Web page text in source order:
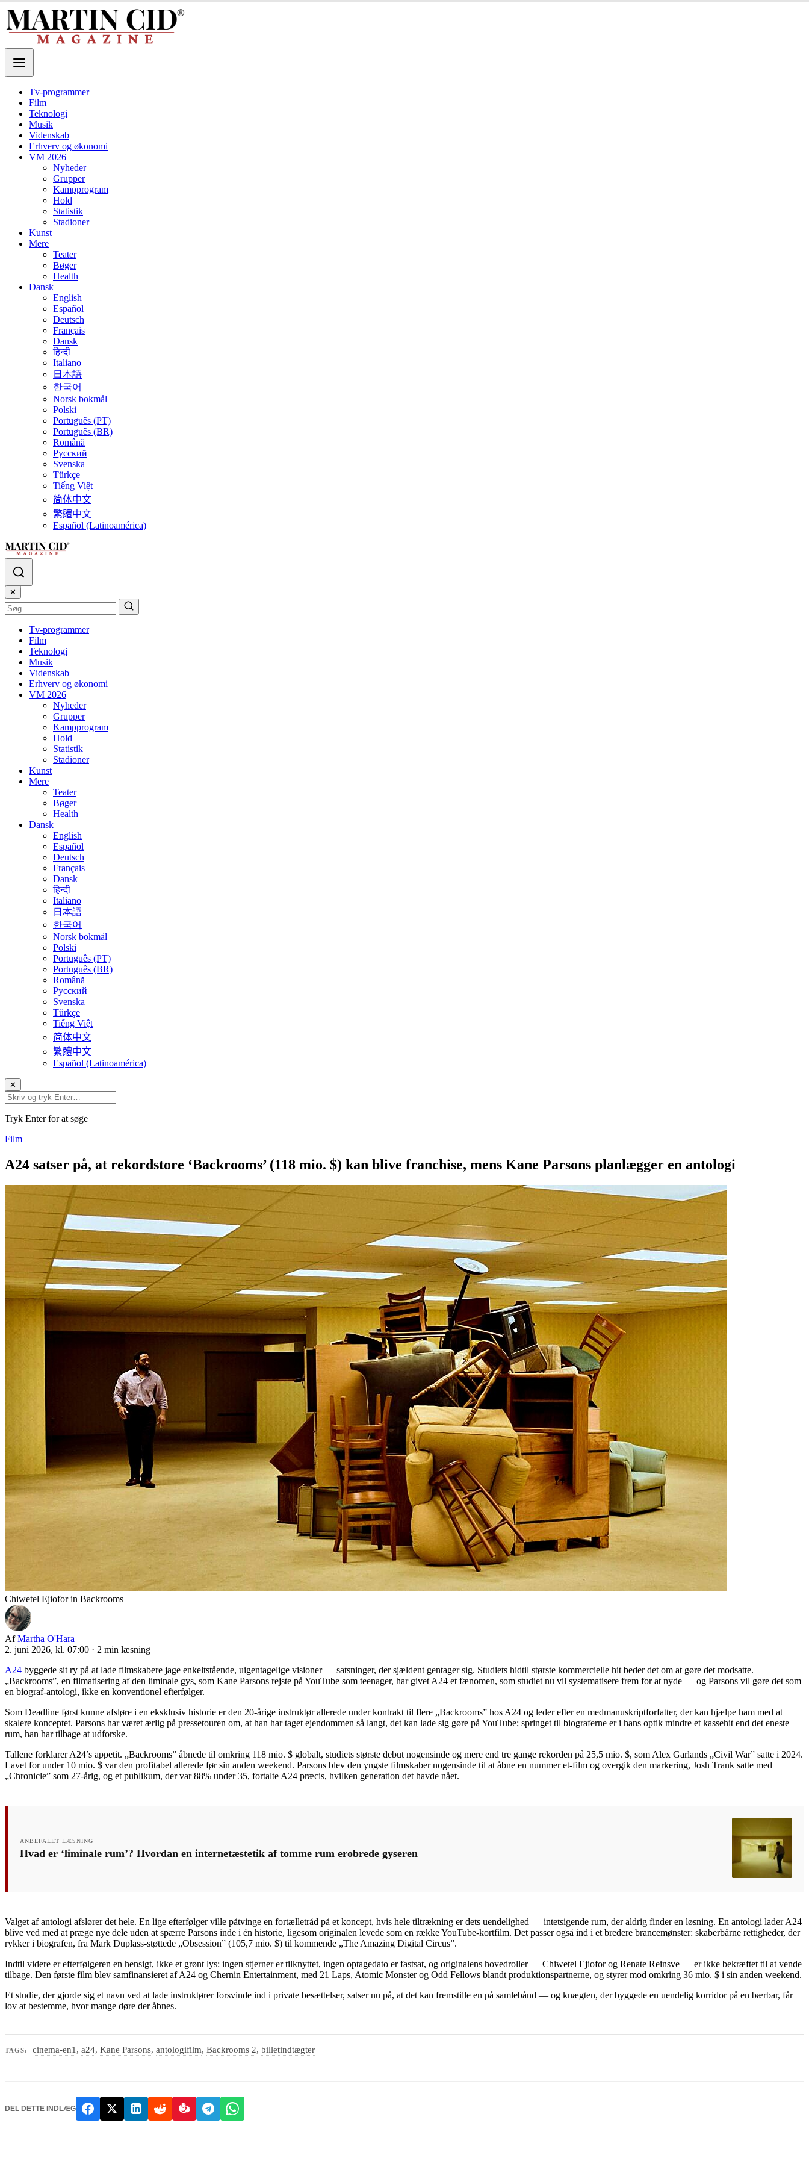
Tv-programmer
Film
Teknologi
Musik
Videnskab
Erhverv og økonomi
VM 2026
Nyheder
Grupper
Kampprogram
Hold
Statistik
Stadioner
Kunst
Mere
Teater
Bøger
Health
Dansk
English
Español
Deutsch
Français
Dansk
हिन्दी
Italiano
日本語
한국어
Norsk bokmål
Polski
Português (PT)
Português (BR)
Română
Русский
Svenska
Türkçe
Tiếng Việt
简体中文
繁體中文
Español (Latinoamérica)
✕
Tv-programmer
Film
Teknologi
Musik
Videnskab
Erhverv og økonomi
VM 2026
Nyheder
Grupper
Kampprogram
Hold
Statistik
Stadioner
Kunst
Mere
Teater
Bøger
Health
Dansk
English
Español
Deutsch
Français
Dansk
हिन्दी
Italiano
日本語
한국어
Norsk bokmål
Polski
Português (PT)
Português (BR)
Română
Русский
Svenska
Türkçe
Tiếng Việt
简体中文
繁體中文
Español (Latinoamérica)
✕
Tryk Enter for at søge
Film
A24 satser på, at rekordstore ‘Backrooms’ (118 mio. $) kan blive franchise, mens Kane Parsons planlægger en antologi
Chiwetel Ejiofor in Backrooms
Af Martha O'Hara
2. juni 2026, kl. 07:00 · 2 min læsning
A24 byggede sit ry på at lade filmskabere jage enkeltstående, uigentagelige visioner — satsninger, der sjældent gentager sig. Studiets hidtil største kommercielle hit beder det om at gøre det modsatte.
„Backrooms”, en filmatisering af den liminale gys, som Kane Parsons rejste på YouTube som teenager, har givet A24 et fænomen, som studiet nu vil systematisere frem for at nyde — og Parsons vil gøre det som
en biograf-antologi, ikke en konventionel efterfølger.
Som Deadline først kunne afsløre i en eksklusiv historie er den 20-årige instruktør allerede under kontrakt til flere „Backrooms” hos A24 og leder efter en medmanuskriptforfatter, der kan hjælpe ham med at
skalere konceptet. Parsons har været ærlig på pressetouren om, at han har taget ejendommen så langt, det kan lade sig gøre på YouTube; springet til biograferne er i hans optik mindre et kassehit end det eneste
rum, han har tilbage at udforske.
Tallene forklarer A24’s appetit. „Backrooms” åbnede til omkring 118 mio. $ globalt, studiets største debut nogensinde og mere end tre gange rekorden på 25,5 mio. $, som Alex Garlands „Civil War” satte i 2024.
Lavet for under 10 mio. $ var den profitabel allerede før sin anden weekend. Parsons blev den yngste filmskaber nogensinde til at åbne en nummer et-film og overgik den markering, Josh Trank satte med
„Chronicle” som 27-årig, og et publikum, der var 88% under 35, fortalte A24 præcis, hvilken generation det havde nået.
ANBEFALET LÆSNING
Hvad er ‘liminale rum’? Hvordan en internetæstetik af tomme rum erobrede gyseren
Valget af antologi afslører det hele. En lige efterfølger ville påtvinge en fortælletråd på et koncept, hvis hele tiltrækning er dets uendelighed — intetsigende rum, der aldrig finder en løsning. En antologi lader A24
blive ved med at præge nye dele uden at spærre Parsons inde i én historie, ligesom originalen levede som en række YouTube-kortfilm. Det passer også ind i et bredere brancemønster: skaberbårne rettigheder, der
rykker i biografen, fra Mark Duplass-støttede „Obsession” (105,7 mio. $) til kommende „The Amazing Digital Circus”.
Indtil videre er efterfølgeren en hensigt, ikke et grønt lys: ingen stjerner er tilknyttet, ingen optagedato er fastsat, og originalens hovedroller — Chiwetel Ejiofor og Renate Reinsve — er ikke bekræftet til at vende
tilbage. Den første film blev samfinansieret af A24 og Chernin Entertainment, med 21 Laps, Atomic Monster og Odd Fellows blandt produktionspartnerne, og styrer mod omkring 36 mio. $ i sin anden weekend.
Et studie, der gjorde sig et navn ved at lade instruktører forsvinde ind i private besættelser, satser nu på, at det kan fremstille en på samlebånd — og knægten, der byggede en uendelig korridor på en bærbar, får
lov at bestemme, hvor mange døre der åbnes.
TAGS: cinema-en1,a24,Kane Parsons,antologifilm,Backrooms 2,billetindtægter
DEL DETTE INDLÆG